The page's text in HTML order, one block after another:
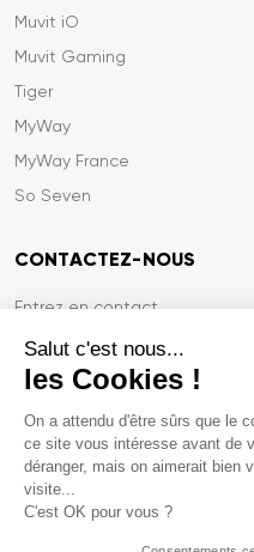
Salut c'est nous...
les Cookies !
On a attendu d'être sûrs que le
ce site vous intéresse avant de
déranger, mais on aimerait bien
visite...
C'est OK pour vous ?
Muvit iO
Muvit Gaming
Tiger
MyWay
MyWay France
So Seven
CONTACTEZ-NOUS
Entrez en contact
Paiement sécurisé
Efficacité du service
Garantie Tiger
FAQ